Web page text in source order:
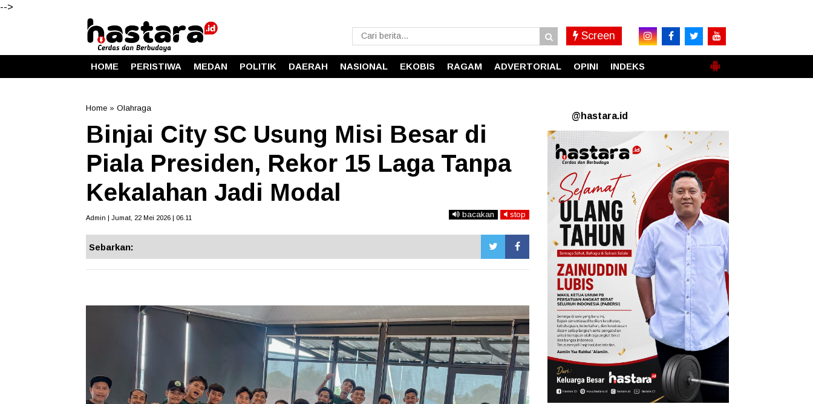
-->
Screen
HOME PERISTIWA MEDAN POLITIK DAERAH NASIONAL EKOBIS RAGAM ADVERTORIAL OPINI INDEKS
Home » Olahraga
Binjai City SC Usung Misi Besar di
Piala Presiden, Rekor 15 Laga Tanpa
Kekalahan Jadi Modal
Admin | Jumat, 22 Mei 2026 | 06.11 bacakan stop
Sebarkan:
@hastara.id